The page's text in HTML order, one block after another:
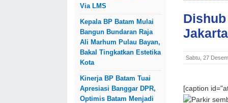
Via LMS
Kepala BP Batam Mulai
Bangun Bundaran Raja
Ali Marhum Pulau Bayan,
Bakal Tingkatkan Estetika
Kota
Kinerja BP Batam Tuai
Apresiasi Banggar DPR,
Optimis Batam Menjadi
Jakarta
Sabtu, 27
[caption